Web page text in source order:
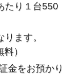
たり１台550
ます。
）
金をお預かり